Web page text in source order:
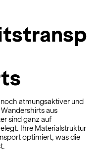
atmungsaktiver und
aus
sind ganz auf
Ihre Materialstruktur
optimiert, was die